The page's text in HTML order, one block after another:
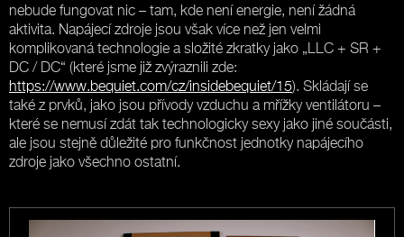
nebude fungovat nic – tam, kde není energie, není žádná
aktivita. Napájecí zdroje jsou však více než jen velmi
komplikovaná technologie a složité zkratky jako „LLC + SR +
DC / DC“ (které jsme již zvýraznili zde:
https://www.bequiet.com/cz/insidebequiet/15). Skládají se
také z prvků, jako jsou přívody vzduchu a mřížky ventilátoru –
které se nemusí zdát tak technologicky sexy jako jiné součásti,
ale jsou stejně důležité pro funkčnost jednotky napájecího
zdroje jako všechno ostatní.